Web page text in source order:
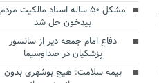
مشکل ۵۰ ساله اسناد مالکیت مردم
بیدخون حل شد
دفاع امام جمعه دیر از سانسور
پزشکیان در صداوسیما
بیمه سلامت: هیچ بوشهری بدون